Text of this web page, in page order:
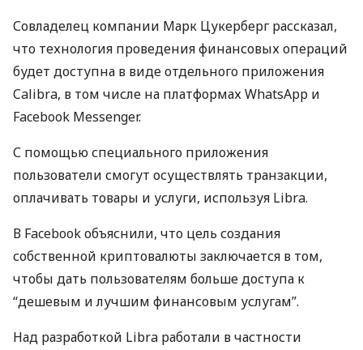
Совладелец компании Марк Цукерберг рассказал,
что технология проведения финансовых операций
будет доступна в виде отдельного приложения
Calibra, в том числе на платформах WhatsApp и
Facebook Messenger.
С помощью специального приложения
пользователи смогут осуществлять транзакции,
оплачивать товары и услуги, используя Libra.
В Facebook объяснили, что цель создания
собственной криптовалюты заключается в том,
чтобы дать пользователям больше доступа к
“дешевым и лучшим финансовым услугам”.
Над разработкой Libra работали в частности